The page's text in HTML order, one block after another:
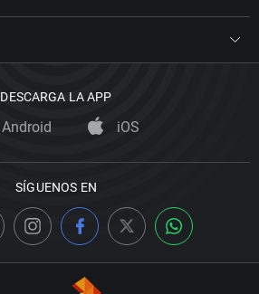
DESCARGA LA APP
Android iOS
SÍGUENOS EN